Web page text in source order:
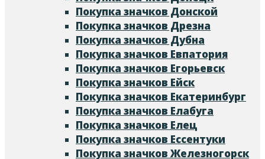
Покупка значков Донской
Покупка значков Дрезна
Покупка значков Дубна
Покупка значков Евпатория
Покупка значков Егорьевск
Покупка значков Ейск
Покупка значков Екатеринбург
Покупка значков Елабуга
Покупка значков Елец
Покупка значков Ессентуки
Покупка значков Железногорск